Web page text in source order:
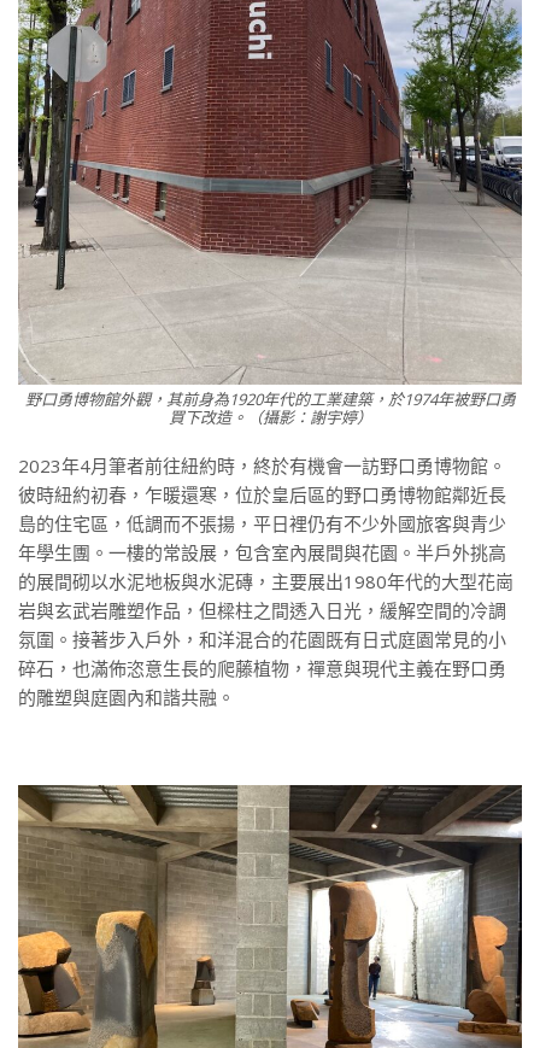
野口勇博物館外觀，其前身為1920年代的工業建築，於1974年被野口勇
買下改造。（攝影：謝宇婷）
2023年4月筆者前往紐約時，終於有機會一訪野口勇博物館。
彼時紐約初春，乍暖還寒，位於皇后區的野口勇博物館鄰近長
島的住宅區，低調而不張揚，平日裡仍有不少外國旅客與青少
年學生團。一樓的常設展，包含室內展間與花園。半戶外挑高
的展間砌以水泥地板與水泥磚，主要展出1980年代的大型花崗
岩與玄武岩雕塑作品，但樑柱之間透入日光，緩解空間的冷調
氛圍。接著步入戶外，和洋混合的花園既有日式庭園常見的小
碎石，也滿佈恣意生長的爬藤植物，禪意與現代主義在野口勇
的雕塑與庭園內和諧共融。